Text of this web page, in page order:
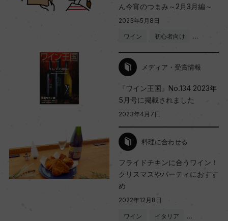
ん今宵のつまみ～2月3月編～
2023年5月8日
ワイン 初心者向け …
メディア・受賞情報
『ワイン王国』No.134 2023年
5月号に掲載されました
2023年4月7日
料理に合わせる
フライドチキンに合うワイン！
クリスマスやパーティにおすす
め
2022年12月8日
ワイン イタリア …